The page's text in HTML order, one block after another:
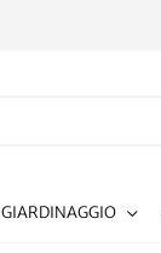
GIARDINAGGIO